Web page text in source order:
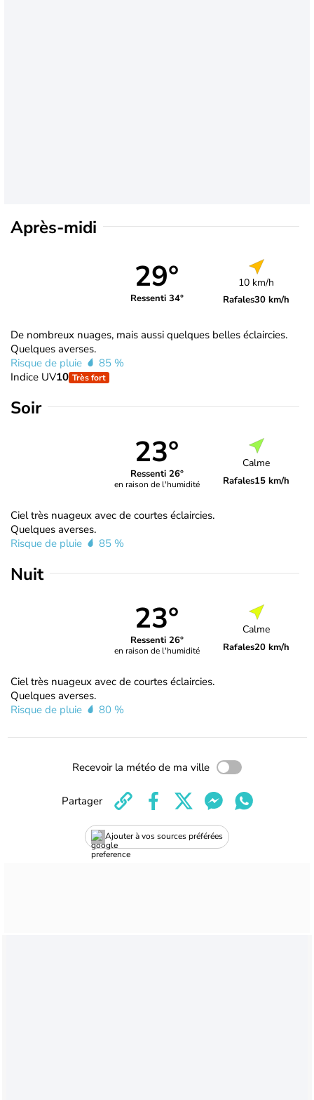
Après-midi
29°
Ressenti 34°
10 km/h
Rafales30 km/h
De nombreux nuages, mais aussi quelques belles éclaircies.
Quelques averses.
Risque de pluie
85 %
Indice UV10 Très fort
Soir
23°
Ressenti 26°
en raison de l'humidité
Calme
Rafales15 km/h
Ciel très nuageux avec de courtes éclaircies.
Quelques averses.
Risque de pluie
85 %
Nuit
23°
Ressenti 26°
en raison de l'humidité
Calme
Rafales20 km/h
Ciel très nuageux avec de courtes éclaircies.
Quelques averses.
Risque de pluie
80 %
Recevoir la météo de ma ville
Ajouter à vos sources préférées
Partager